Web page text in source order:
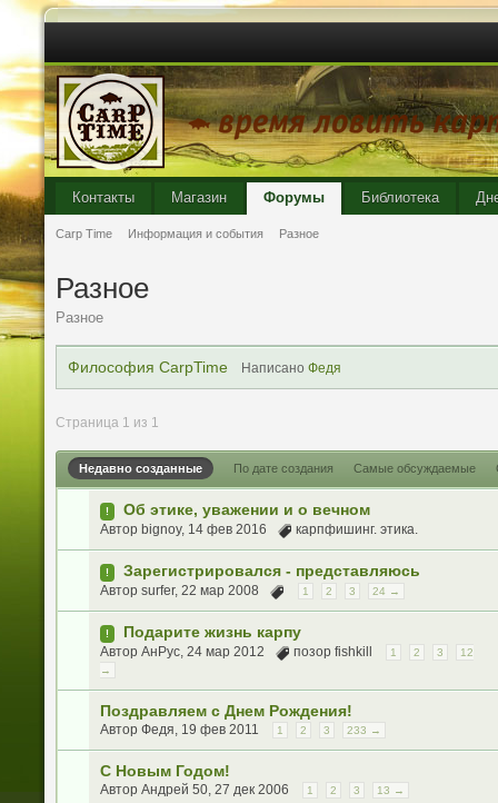
Контакты Магазин Форумы Библиотека
Carp Time Информация и события Разное
Разное
Разное
Философия CarpTime Написано Федя
Страница 1 из 1
Недавно созданные По дате создания Самые обсуждаемые
! Об этике, уважении и о вечном
Автор bignoy, 14 фев 2016 карпфишинг. этика.
! Зарегистрировался - представляюсь
Автор surfer, 22 мар 2008 1 2 3 24 →
! Подарите жизнь карпу
Автор АнРус, 24 мар 2012 позор fishkill 1 2 3
12
→
Поздравляем с Днем Рождения!
Автор Федя, 19 фев 2011 1 2 3 233 →
С Новым Годом!
Автор Андрей 50, 27 дек 2006 1 2 3 13 →